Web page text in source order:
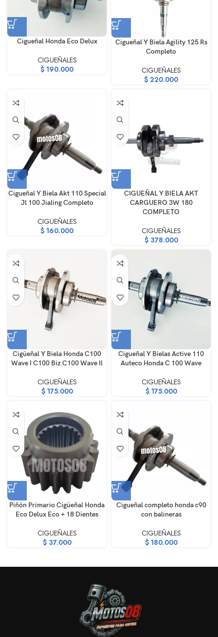
Cigueñal Honda Eco Delux
CIGUEÑALES
$ 190.000
Cigueñal Y Biela Agility 125 Rs
Completo
CIGUEÑALES
$ 220.000
Cigueñal Y Biela Akt 110 Special
Jl 100 Jialing Completo
CIGUEÑALES
$ 160.000
CIGUEÑAL Y BIELA AKT
CARGUERO 3W 180
COMPLETO
CIGUEÑALES
$378.000
Cigüeñal Y Biela Honda C100
Wave I C100 Biz C100 Wave Il
CIGUEÑALES
$175.000
Cigueñal Y Bielas Active 110
Auteco Honda C 100 Wave
CIGUEÑALES
$175.000
Piñón Primario Cigüeñal Honda
Eco Delux Eco + 18 Dientes
CIGUEÑALES
$37.000
Cigueñal completo honda c90
con balineras
CIGUEÑALES
$180.000